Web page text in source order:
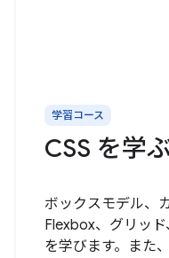
学習コース
CSS を学
ボックスモデル、
Flexbox、グリッ
を学びます。また